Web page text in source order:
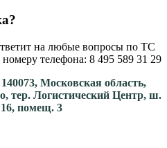
на любые вопросы по ТС
телефона: 8 495 589 31 29
140073, Московская область,
тер. Логистический Центр, ш.
помещ. 3